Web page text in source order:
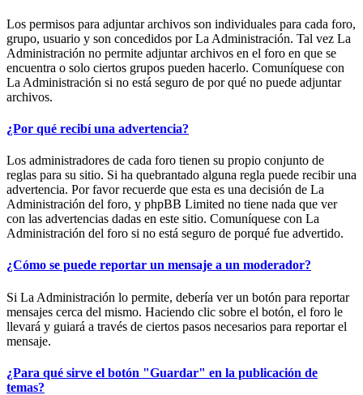
Los permisos para adjuntar archivos son individuales para cada foro,
grupo, usuario y son concedidos por La Administración. Tal vez La
Administración no permite adjuntar archivos en el foro en que se
encuentra o solo ciertos grupos pueden hacerlo. Comuníquese con
La Administración si no está seguro de por qué no puede adjuntar
archivos.
¿Por qué recibí una advertencia?
Los administradores de cada foro tienen su propio conjunto de
reglas para su sitio. Si ha quebrantado alguna regla puede recibir una
advertencia. Por favor recuerde que esta es una decisión de La
Administración del foro, y phpBB Limited no tiene nada que ver
con las advertencias dadas en este sitio. Comuníquese con La
Administración del foro si no está seguro de porqué fue advertido.
¿Cómo se puede reportar un mensaje a un moderador?
Si La Administración lo permite, debería ver un botón para reportar
mensajes cerca del mismo. Haciendo clic sobre el botón, el foro le
llevará y guiará a través de ciertos pasos necesarios para reportar el
mensaje.
¿Para qué sirve el botón "Guardar" en la publicación de
temas?